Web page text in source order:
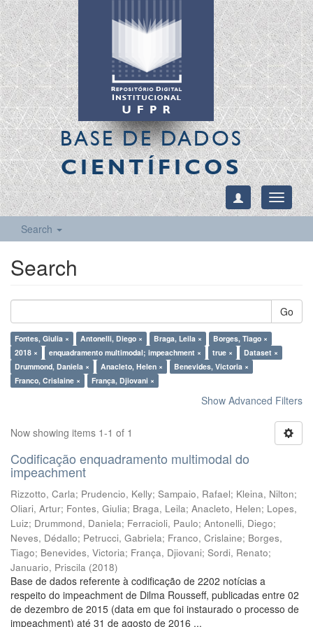
BASE DE DADOS
CIENTÍFICOS
Toggle
Search
Search
Go
Fontes, Giulia × Antonelli, Diego × Braga, Leila ×
Borges, Tiago ×
2018 ×
enquadramento multimodal; impeachment × true ×
Dataset ×
Drummond, Daniela ×
Anacleto, Helen ×
Benevides, Victoria ×
Franco, Crislaine ×
França, Djiovani ×
Show Advanced Filters
Now showing items 1-1 of 1
Codificação enquadramento multimodal do
impeachment
Rizzotto, Carla; Prudencio, Kelly; Sampaio, Rafael; Kleina, Nilton;
Oliari, Artur; Fontes, Giulia; Braga, Leila; Anacleto, Helen; Lopes,
Luiz; Drummond, Daniela; Ferracioli, Paulo; Antonelli, Diego;
Neves, Dédallo; Petrucci, Gabriela; Franco, Crislaine; Borges,
Tiago; Benevides, Victoria; França, Djiovani; Sordi, Renato;
Januario, Priscila (2018)
Base de dados referente à codificação de 2202 notícias a
respeito do impeachment de Dilma Rousseff, publicadas entre 02
de dezembro de 2015 (data em que foi instaurado o processo de
impeachment) até 31 de agosto de 2016 ...